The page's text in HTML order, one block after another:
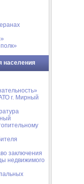
населения
г. Мирный
заключения
недвижимого